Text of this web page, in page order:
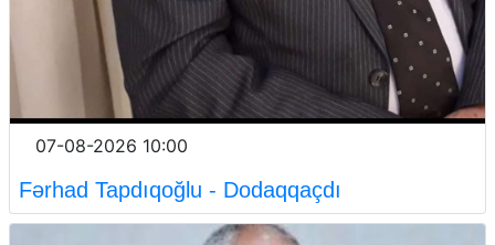
07-08-2026 10:00
Fərhad Tapdıqoğlu - Dodaqqaçdı